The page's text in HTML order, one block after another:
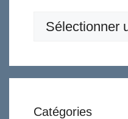
Anciennes
Catégories